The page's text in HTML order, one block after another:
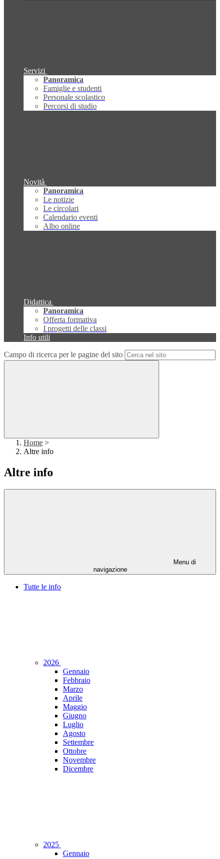
Servizi
Panoramica
Famiglie e studenti
Personale scolastico
Percorsi di studio
Novità
Panoramica
Le notizie
Le circolari
Calendario eventi
Albo online
Didattica
Panoramica
Offerta formativa
I progetti delle classi
Info utili
Campo di ricerca per le pagine del sito
Home >
Altre info
Altre info
Menu di
navigazione
Tutte le info
2026
Gennaio
Febbraio
Marzo
Aprile
Maggio
Giugno
Luglio
Agosto
Settembre
Ottobre
Novembre
Dicembre
2025
Gennaio